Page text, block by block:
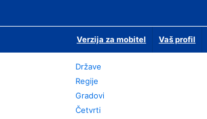
Verzija za mobitel Vaš profil
Države
Regije
Gradovi
Četvrti